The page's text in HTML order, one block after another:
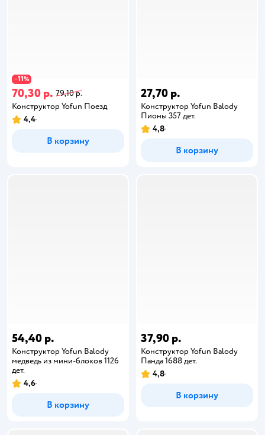
−11%
70,30 р. 79,10 р.
Конструктор Yofun Поезд
4,4
В корзину
27,70 р.
Конструктор Yofun Balody
Пионы 357 дет.
4,8
В корзину
54,40 р.
Конструктор Yofun Balody
медведь из мини-блоков 1126
дет.
4,6
В корзину
37,90 р.
Конструктор Yofun Balody
Панда 1688 дет.
4,8
В корзину